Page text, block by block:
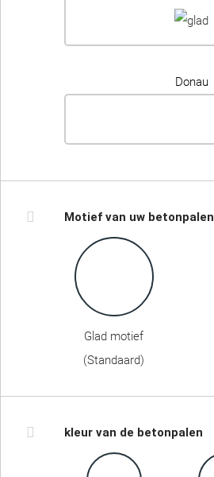
Donau
Motief van uw betonpalen
Glad motief
(Standaard)
kleur van de betonpalen